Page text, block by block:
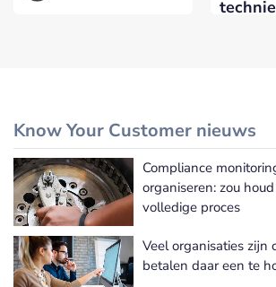
Know Your Customer nieuws
Meer Know
Compliance
organiseren: zou
volledige proces
Veel organisaties zijn
betalen daar een te